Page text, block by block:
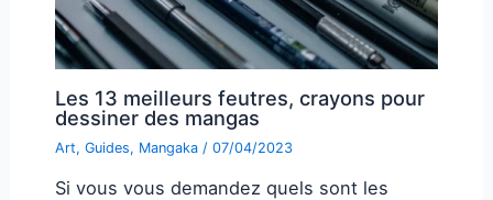
Les 13 meilleurs feutres, crayons pour
dessiner des mangas
Art, Guides, Mangaka/ 07/04/2023
Si vous vous demandez quels sont les